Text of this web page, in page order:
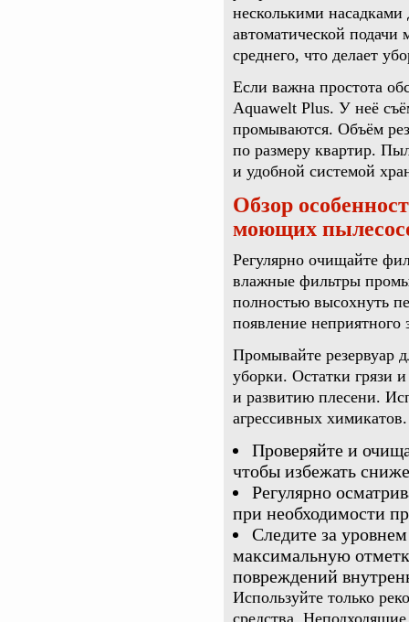
несколькими
автоматической
среднего, что делает
Если важна простота
Aquawelt Plus. У неё
промываются. Объём
по размеру квартир.
и удобной системой
Обзор
моющих
Регулярно очищайте
влажные фильтры
полностью высохнуть
появление неприятного
Промывайте резервуар
уборки. Остатки грязи
и развитию плесени.
агрессивных химикатов.
Проверяйте и
чтобы избежать
Регулярно
при необходимости
Следите за
максимальную
повреждений
Используйте только
средства.